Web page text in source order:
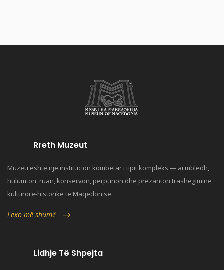
Rreth Muzeut
Muzeu është një institucion kombëtar i tipit kompleks — ai mbledh,
hulumton, ruan, konservon, përpunon dhe prezanton trashëgiminë
kulturore-historike të Maqedonisë.
Lexo më shumë
Lidhje Të Shpejta